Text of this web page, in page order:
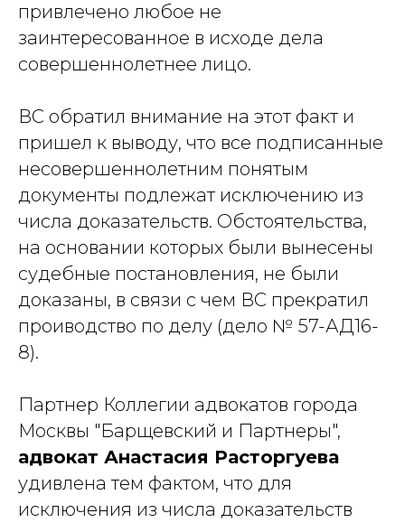
привлечено любое не
заинтересованное в исходе дела
совершеннолетнее лицо.
ВС обратил внимание на этот факт и
пришел к выводу, что все подписанные
несовершеннолетним понятым
документы подлежат исключению из
числа доказательств. Обстоятельства,
на основании которых были вынесены
судебные постановления, не были
доказаны, в связи с чем ВС прекратил
проиводство по делу (дело № 57-АД16-
8).
Партнер Коллегии адвокатов города
Москвы "Барщевский и Партнеры",
адвокат Анастасия Расторгуева
удивлена тем фактом, что для
исключения из числа доказательств